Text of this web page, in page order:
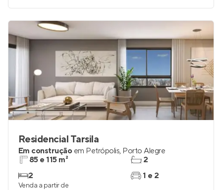
Residencial Tarsila
Em construção em Petrópolis, Porto Alegre
85 e 115 m²
2
2
1 e 2
Venda a partir de